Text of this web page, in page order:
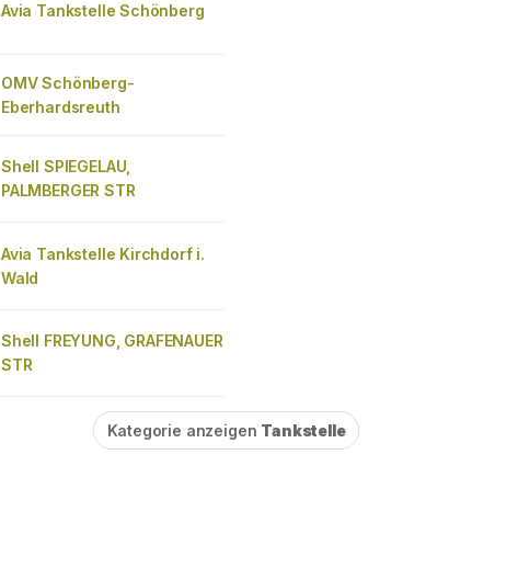
Avia Tankstelle Schönberg
OMV Schönberg-
Eberhardsreuth
Shell SPIEGELAU,
PALMBERGER STR
Avia Tankstelle Kirchdorf i.
Wald
Shell FREYUNG, GRAFENAUER
STR
Kategorie anzeigen Tankstelle